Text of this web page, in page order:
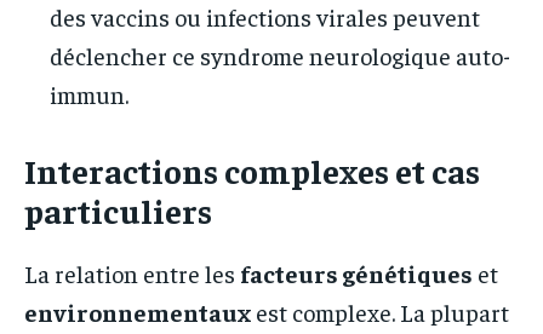
des vaccins ou infections virales peuvent
déclencher ce syndrome neurologique auto-
immun.
Interactions complexes et cas
particuliers
La relation entre les facteurs génétiques et
environnementaux est complexe. La plupart